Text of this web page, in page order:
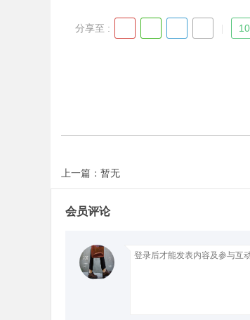
分享至 :
上一篇：暂无
会员评论